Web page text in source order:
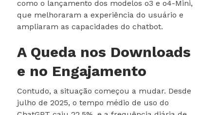
como o lançamento dos modelos o3 e o4-Mini,
que melhoraram a experiência do usuário e
ampliaram as capacidades do chatbot.
A Queda nos Downloads
e no Engajamento
Contudo, a situação começou a mudar. Desde
julho de 2025, o tempo médio de uso do